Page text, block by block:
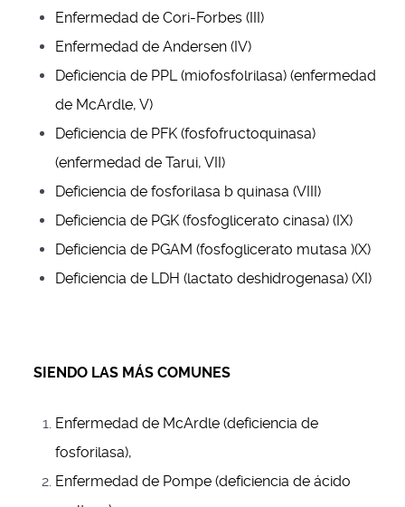
Enfermedad de Cori-Forbes (III)
Enfermedad de Andersen (IV)
Deficiencia de PPL (miofosfolrilasa) (enfermedad
de McArdle, V)
Deficiencia de PFK (fosfofructoquinasa)
(enfermedad de Tarui, VII)
Deficiencia de fosforilasa b quinasa (VIII)
Deficiencia de PGK (fosfoglicerato cinasa) (IX)
Deficiencia de PGAM (fosfoglicerato mutasa )(X)
Deficiencia de LDH (lactato deshidrogenasa) (XI)
SIENDO LAS MÁS COMUNES
Enfermedad de McArdle (deficiencia de
fosforilasa),
Enfermedad de Pompe (deficiencia de ácido